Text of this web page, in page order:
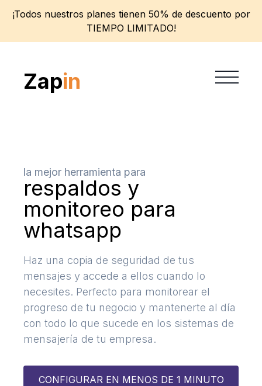
¡Todos nuestros planes tienen 50% de descuento por
TIEMPO LIMITADO!
Zapin
la mejor herramienta para
respaldos y
monitoreo para
whatsapp
Haz una copia de seguridad de tus
mensajes y accede a ellos cuando lo
necesites. Perfecto para monitorear el
progreso de tu negocio y mantenerte al día
con todo lo que sucede en los sistemas de
mensajería de tu empresa.
CONFIGURAR EN MENOS DE 1 MINUTO